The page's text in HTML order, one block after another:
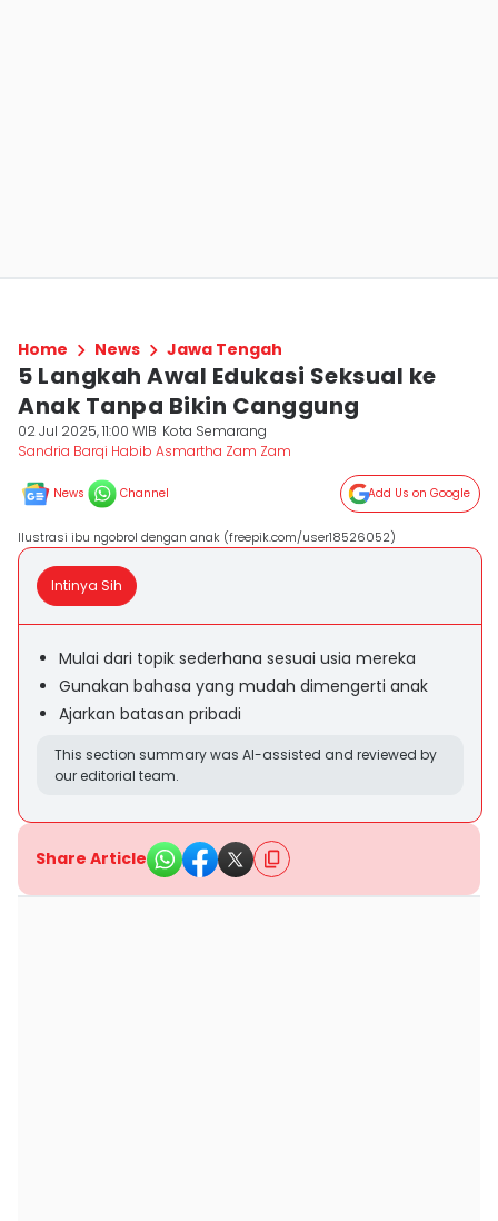
Home News Jawa Tengah
5 Langkah Awal Edukasi Seksual ke
Anak Tanpa Bikin Canggung
02 Jul 2025, 11:00 WIB Kota Semarang
Sandria Barqi Habib Asmartha Zam Zam
News Channel Add Us on Google
Ilustrasi ibu ngobrol dengan anak (freepik.com/user18526052)
Intinya Sih
Mulai dari topik sederhana sesuai usia mereka
Gunakan bahasa yang mudah dimengerti anak
Ajarkan batasan pribadi
This section summary was AI-assisted and reviewed by
our editorial team.
Share Article